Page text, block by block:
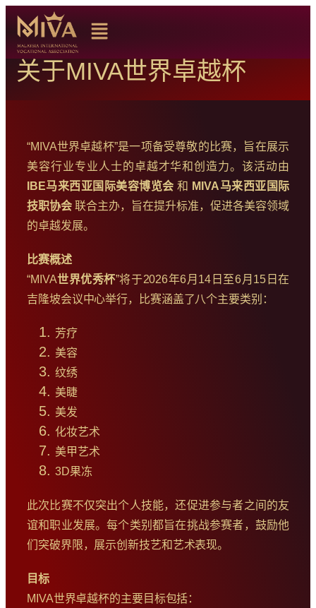
关于MIVA世界卓越杯
“MIVA世界卓越杯”是一项备受尊敬的比赛，旨在展示
美容行业专业人士的卓越才华和创造力。该活动由
IBE马来西亚国际美容博览会和 MIVA马来西亚国际
技职协会联合主办，旨在提升标准，促进各美容领域
的卓越发展。
比赛概述
“MIVA世界优秀杯”将于2026年6月14日至6月15日在
吉隆坡会议中心举行，比赛涵盖了八个主要类别：
芳疗
美容
纹绣
美睫
美发
化妆艺术
美甲艺术
3D果冻
此次比赛不仅突出个人技能，还促进参与者之间的友
谊和职业发展。每个类别都旨在挑战参赛者，鼓励他
们突破界限，展示创新技艺和艺术表现。
目标
MIVA世界卓越杯的主要目标包括：